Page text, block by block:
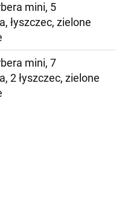
mini, 5
łyszczec, zielone
mini, 7
2 łyszczec, zielone